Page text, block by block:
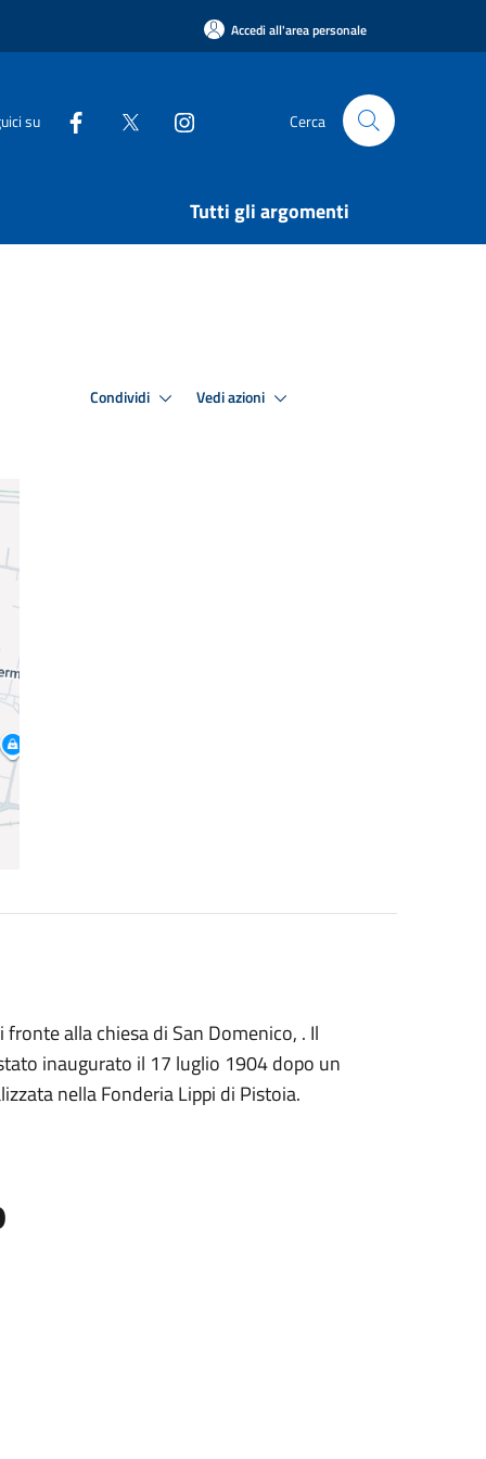
Accedi all'area personale
su Cerca
Tutti gli argomenti
Condividi Vedi azioni
alla chiesa di San Domenico, . Il
inaugurato il 17 luglio 1904 dopo un
nella Fonderia Lippi di Pistoia.